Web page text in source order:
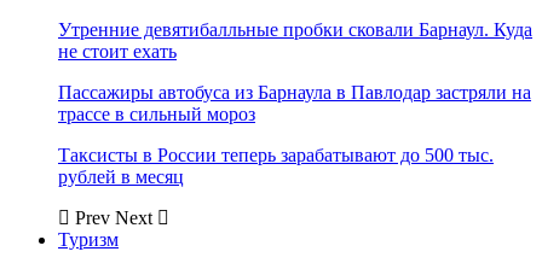
Утренние девятибалльные пробки сковали Барнаул. Куда
не стоит ехать
Пассажиры автобуса из Барнаула в Павлодар застряли на
трассе в сильный мороз
Таксисты в России теперь зарабатывают до 500 тыс.
рублей в месяц
Prev Next
Туризм